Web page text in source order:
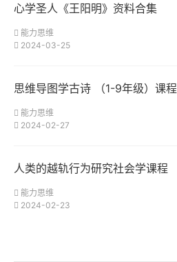
心学圣人《王阳明》资料合集
能力思维
2024-03-25
思维导图学古诗 （1-9年级）课程
能力思维
2024-02-27
人类的越轨行为研究社会学课程
能力思维
2024-02-23